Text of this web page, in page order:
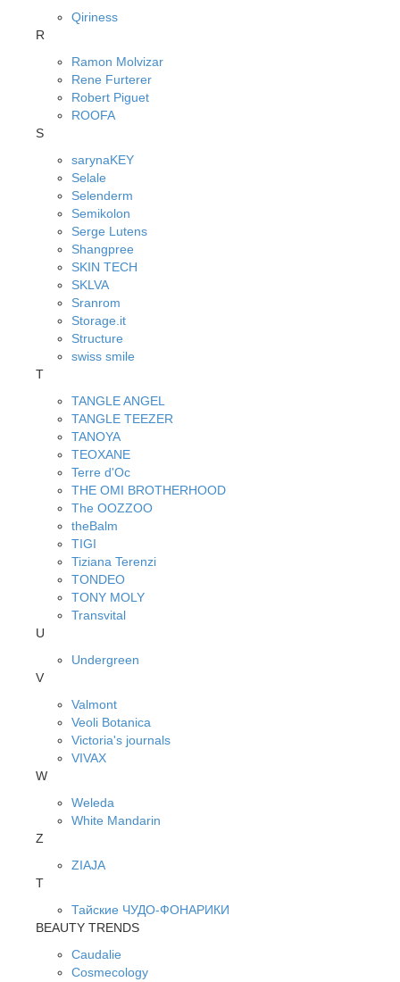
Qiriness
R
Ramon Molvizar
Rene Furterer
Robert Piguet
ROOFA
S
sarynaKEY
Selale
Selenderm
Semikolon
Serge Lutens
Shangpree
SKIN TECH
SKLVA
Sranrom
Storage.it
Structure
swiss smile
T
TANGLE ANGEL
TANGLE TEEZER
TANOYA
TEOXANE
Terre d'Oc
THE OMI BROTHERHOOD
The OOZZOO
theBalm
TIGI
Tiziana Terenzi
TONDEO
TONY MOLY
Transvital
U
Undergreen
V
Valmont
Veoli Botanica
Victoria's journals
VIVAX
W
Weleda
White Mandarin
Z
ZIAJA
Т
Тайские ЧУДО-ФОНАРИКИ
BEAUTY TRENDS
Caudalie
Cosmecology